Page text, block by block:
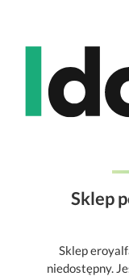
Sklep
Sklep
niedostępny.